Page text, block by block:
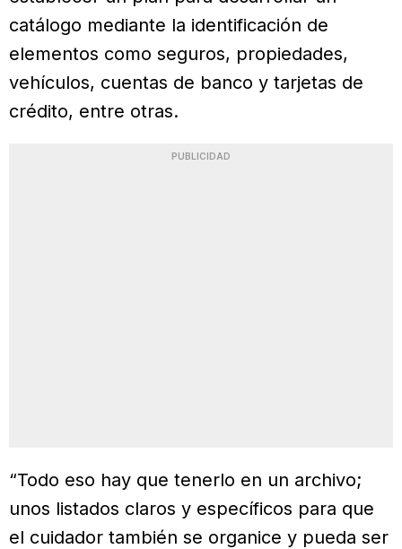
catálogo mediante la identificación de
elementos como seguros, propiedades,
vehículos, cuentas de banco y tarjetas de
crédito, entre otras.
PUBLICIDAD
“Todo eso hay que tenerlo en un archivo;
unos listados claros y específicos para que
el cuidador también se organice y pueda ser